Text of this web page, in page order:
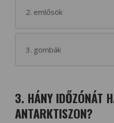
2. emlősök
3. gombák
3. HÁNY IDŐZÓNÁT
ANTARKTISZON?